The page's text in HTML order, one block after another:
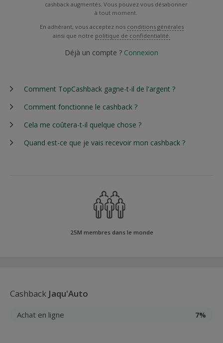
cashback augmentés. Vous pouvez vous désabonner
à tout moment.
En adhérant, vous acceptez nos conditions générales
ainsi que notre politique de confidentialité.
Déjà un compte ? Connexion
Comment TopCashback gagne-t-il de l'argent ?
Comment fonctionne le cashback ?
Cela me coûtera-t-il quelque chose ?
Quand est-ce que je vais recevoir mon cashback ?
25M membres dans le monde
Cashback Jaqu'Auto
Achat en ligne 7%